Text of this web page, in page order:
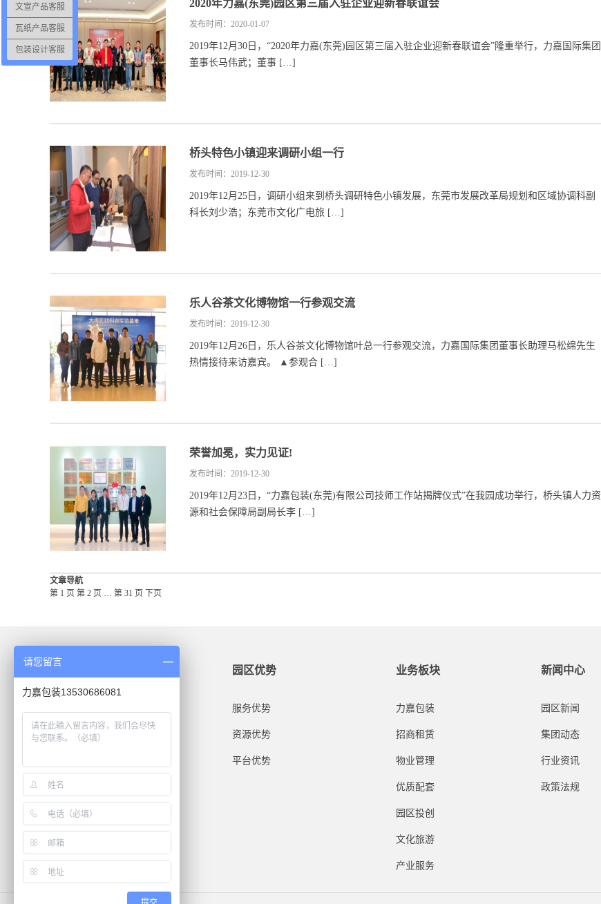
2020年力嘉(东莞)园区第三届入驻企业迎新春联谊会
发布时间：2020-01-07
2019年12月30日，“2020年力嘉(东莞)园区第三届入驻企业迎新春联谊会”隆重举行，力嘉国际集团
董事长马伟武；董事 […]
桥头特色小镇迎来调研小组一行
发布时间：2019-12-30
2019年12月25日，调研小组来到桥头调研特色小镇发展，东莞市发展改革局规划和区域协调科副
科长刘少浩；东莞市文化广电旅 […]
乐人谷茶文化博物馆一行参观交流
发布时间：2019-12-30
2019年12月26日，乐人谷茶文化博物馆叶总一行参观交流，力嘉国际集团董事长助理马松绵先生
热情接待来访嘉宾。 ▲参观合 […]
荣誉加冕，实力见证!
发布时间：2019-12-30
2019年12月23日，“力嘉包装(东莞)有限公司技师工作站揭牌仪式”在我园成功举行，桥头镇人力资
源和社会保障局副局长李 […]
文章导航
第 1 页 第 2 页 … 第 31 页 下页
园区布局
园区实景
园区优势
服务优势
资源优势
平台优势
业务板块
力嘉包装
招商租赁
物业管理
优质配套
园区投创
文化旅游
产业服务
新闻中心
园区新闻
集团动态
行业资讯
政策法规
文宣产品客服
瓦纸产品客服
包装设计客服
请您留言
力嘉包装13530686081